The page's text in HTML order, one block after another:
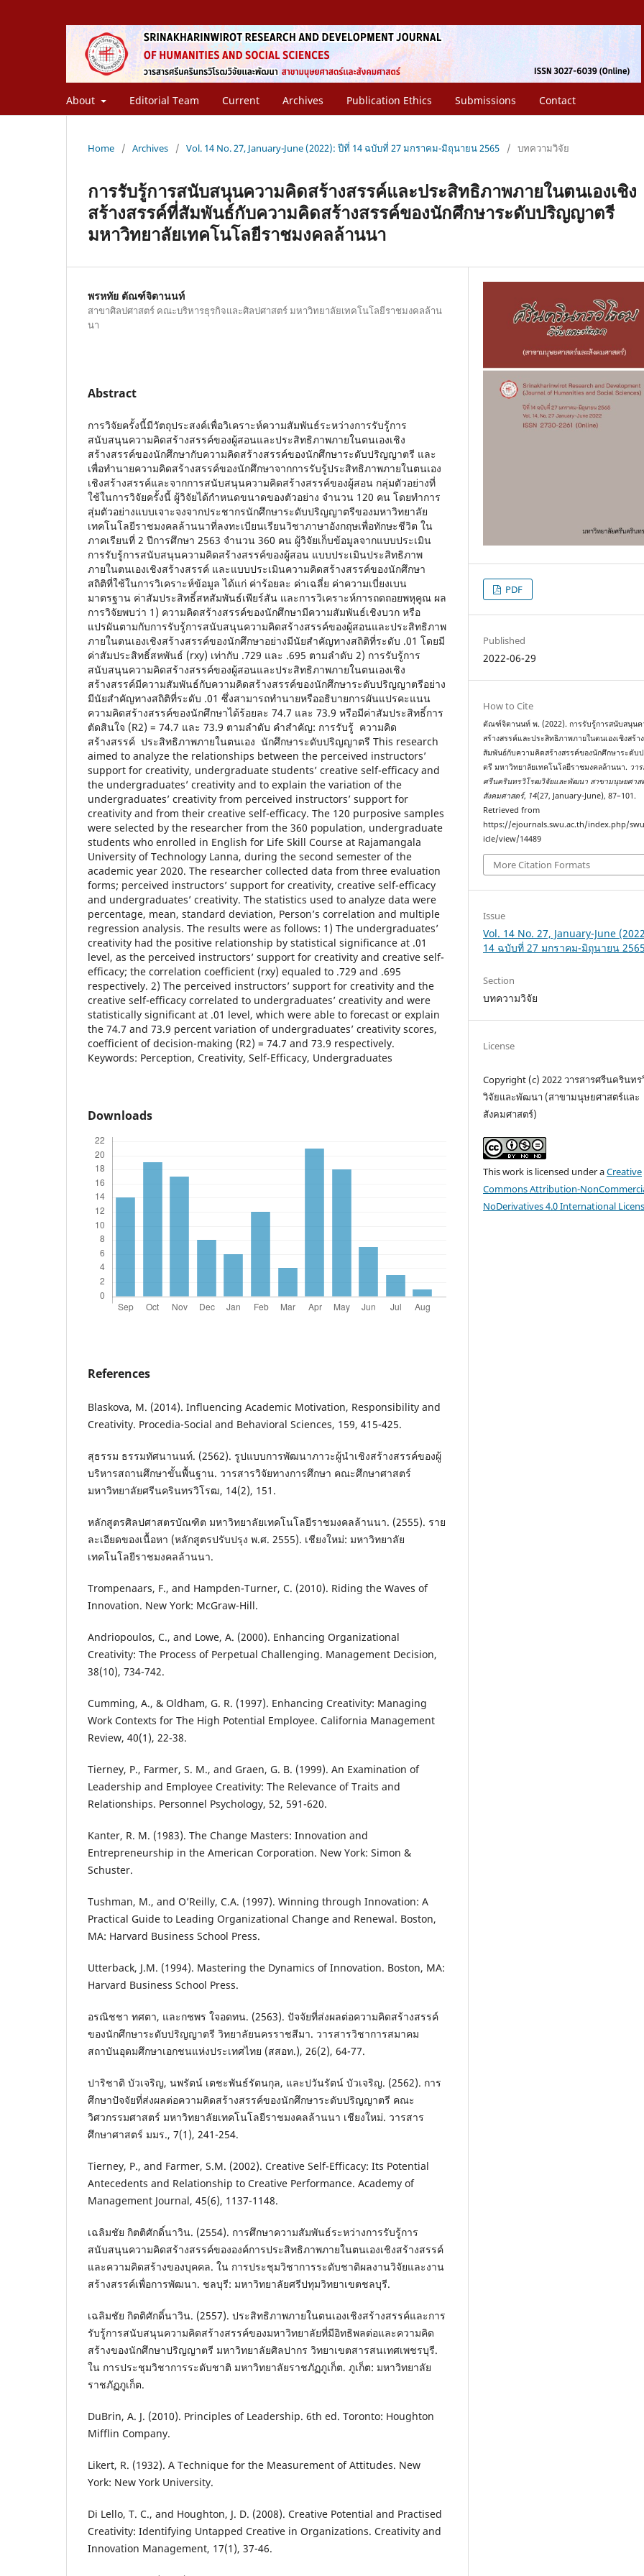
About Editorial Team Current Archives Publication Ethics Submissions Contact
Home / Archives / Vol. 14 No. 27, January-June (2022): ปีที่ 14 ฉบับที่ 27 มกราคม-มิถุนายน 2565 / บทความวิจัย
การรับรู้การสนับสนุนความคิดสร้างสรรค์และประสิทธิภาพภายในตนเองเชิง
สร้างสรรค์ที่สัมพันธ์กับความคิดสร้างสรรค์ของนักศึกษาระดับปริญญาตรี
มหาวิทยาลัยเทคโนโลยีราชมงคลล้านนา
พรหทัย ตัณฑ์จิตานนท์
สาขาศิลปศาสตร์ คณะบริหารธุรกิจและศิลปศาสตร์ มหาวิทยาลัยเทคโนโลยีราชมงคลล้าน
นา
Abstract
การวิจัยครั้งนี้มีวัตถุประสงค์เพื่อวิเคราะห์ความสัมพันธ์ระหว่างการรับรู้การ
สนับสนุนความคิดสร้างสรรค์ของผู้สอนและประสิทธิภาพภายในตนเองเชิง
สร้างสรรค์ของนักศึกษากับความคิดสร้างสรรค์ของนักศึกษาระดับปริญญาตรี และ
เพื่อทำนายความคิดสร้างสรรค์ของนักศึกษาจากการรับรู้ประสิทธิภาพภายในตนเอง
เชิงสร้างสรรค์และจากการสนับสนุนความคิดสร้างสรรค์ของผู้สอน กลุ่มตัวอย่างที่
ใช้ในการวิจัยครั้งนี้ ผู้วิจัยได้กำหนดขนาดของตัวอย่าง จำนวน 120 คน โดยทำการ
สุ่มตัวอย่างแบบเจาะจงจากประชากรนักศึกษาระดับปริญญาตรีของมหาวิทยาลัย
เทคโนโลยีราชมงคลล้านนาที่ลงทะเบียนเรียนวิชาภาษาอังกฤษเพื่อทักษะชีวิต ใน
ภาคเรียนที่ 2 ปีการศึกษา 2563 จำนวน 360 คน ผู้วิจัยเก็บข้อมูลจากแบบประเมิน
การรับรู้การสนับสนุนความคิดสร้างสรรค์ของผู้สอน แบบประเมินประสิทธิภาพ
ภายในตนเองเชิงสร้างสรรค์ และแบบประเมินความคิดสร้างสรรค์ของนักศึกษา
สถิติที่ใช้ในการวิเคราะห์ข้อมูล ได้แก่ ค่าร้อยละ ค่าเฉลี่ย ค่าความเบี่ยงเบน
มาตรฐาน ค่าสัมประสิทธิ์สหสัมพันธ์เพียร์สัน และการวิเคราะห์การถดถอยพหุคูณ ผล
การวิจัยพบว่า 1) ความคิดสร้างสรรค์ของนักศึกษามีความสัมพันธ์เชิงบวก หรือ
แปรผันตามกับการรับรู้การสนับสนุนความคิดสร้างสรรค์ของผู้สอนและประสิทธิภาพ
ภายในตนเองเชิงสร้างสรรค์ของนักศึกษาอย่างมีนัยสำคัญทางสถิติที่ระดับ .01 โดยมี
ค่าสัมประสิทธิ์สหพันธ์ (rxy) เท่ากับ .729 และ .695 ตามลำดับ 2) การรับรู้การ
สนับสนุนความคิดสร้างสรรค์ของผู้สอนและประสิทธิภาพภายในตนเองเชิง
สร้างสรรค์มีความสัมพันธ์กับความคิดสร้างสรรค์ของนักศึกษาระดับปริญญาตรีอย่าง
มีนัยสำคัญทางสถิติที่ระดับ .01 ซึ่งสามารถทำนายหรืออธิบายการผันแปรคะแนน
ความคิดสร้างสรรค์ของนักศึกษาได้ร้อยละ 74.7 และ 73.9 หรือมีค่าสัมประสิทธิ์การ
ตัดสินใจ (R2) = 74.7 และ 73.9 ตามลำดับ คำสำคัญ: การรับรู้ ความคิด
สร้างสรรค์ ประสิทธิภาพภายในตนเอง นักศึกษาระดับปริญญาตรี This research
aimed to analyze the relationships between the perceived instructors’
support for creativity, undergraduate students’ creative self-efficacy and
the undergraduates’ creativity and to explain the variation of the
undergraduates’ creativity from perceived instructors’ support for
creativity and from their creative self-efficacy. The 120 purposive samples
were selected by the researcher from the 360 population, undergraduate
students who enrolled in English for Life Skill Course at Rajamangala
University of Technology Lanna, during the second semester of the
academic year 2020. The researcher collected data from three evaluation
forms; perceived instructors’ support for creativity, creative self-efficacy
and undergraduates’ creativity. The statistics used to analyze data were
percentage, mean, standard deviation, Person’s correlation and multiple
regression analysis. The results were as follows: 1) The undergraduates’
creativity had the positive relationship by statistical significance at .01
level, as the perceived instructors’ support for creativity and creative self-
efficacy; the correlation coefficient (rxy) equaled to .729 and .695
respectively. 2) The perceived instructors’ support for creativity and the
creative self-efficacy correlated to undergraduates’ creativity and were
statistically significant at .01 level, which were able to forecast or explain
the 74.7 and 73.9 percent variation of undergraduates’ creativity scores,
coefficient of decision-making (R2) = 74.7 and 73.9 respectively.
Keywords: Perception, Creativity, Self-Efficacy, Undergraduates
Downloads
References
Blaskova, M. (2014). Influencing Academic Motivation, Responsibility and
Creativity. Procedia-Social and Behavioral Sciences, 159, 415-425.
สุธรรม ธรรมทัศนานนท์. (2562). รูปแบบการพัฒนาภาวะผู้นำเชิงสร้างสรรค์ของผู้
บริหารสถานศึกษาขั้นพื้นฐาน. วารสารวิจัยทางการศึกษา คณะศึกษาศาสตร์
มหาวิทยาลัยศรีนครินทรวิโรฒ, 14(2), 151.
หลักสูตรศิลปศาสตรบัณฑิต มหาวิทยาลัยเทคโนโลยีราชมงคลล้านนา. (2555). ราย
ละเอียดของเนื้อหา (หลักสูตรปรับปรุง พ.ศ. 2555). เชียงใหม่: มหาวิทยาลัย
เทคโนโลยีราชมงคลล้านนา.
Trompenaars, F., and Hampden-Turner, C. (2010). Riding the Waves of
Innovation. New York: McGraw-Hill.
Andriopoulos, C., and Lowe, A. (2000). Enhancing Organizational
Creativity: The Process of Perpetual Challenging. Management Decision,
38(10), 734-742.
Cumming, A., & Oldham, G. R. (1997). Enhancing Creativity: Managing
Work Contexts for The High Potential Employee. California Management
Review, 40(1), 22-38.
Tierney, P., Farmer, S. M., and Graen, G. B. (1999). An Examination of
Leadership and Employee Creativity: The Relevance of Traits and
Relationships. Personnel Psychology, 52, 591-620.
Kanter, R. M. (1983). The Change Masters: Innovation and
Entrepreneurship in the American Corporation. New York: Simon &
Schuster.
Tushman, M., and O’Reilly, C.A. (1997). Winning through Innovation: A
Practical Guide to Leading Organizational Change and Renewal. Boston,
MA: Harvard Business School Press.
Utterback, J.M. (1994). Mastering the Dynamics of Innovation. Boston, MA:
Harvard Business School Press.
อรณิชชา ทศตา, และกชพร ใจอดทน. (2563). ปัจจัยที่ส่งผลต่อความคิดสร้างสรรค์
ของนักศึกษาระดับปริญญาตรี วิทยาลัยนครราชสีมา. วารสารวิชาการสมาคม
สถาบันอุดมศึกษาเอกชนแห่งประเทศไทย (สสอท.), 26(2), 64-77.
ปาริชาติ บัวเจริญ, นพรัตน์ เตชะพันธ์รัตนกุล, และปวันรัตน์ บัวเจริญ. (2562). การ
ศึกษาปัจจัยที่ส่งผลต่อความคิดสร้างสรรค์ของนักศึกษาระดับปริญญาตรี คณะ
วิศวกรรมศาสตร์ มหาวิทยาลัยเทคโนโลยีราชมงคลล้านนา เชียงใหม่. วารสาร
ศึกษาศาสตร์ มมร., 7(1), 241-254.
Tierney, P., and Farmer, S.M. (2002). Creative Self-Efficacy: Its Potential
Antecedents and Relationship to Creative Performance. Academy of
Management Journal, 45(6), 1137-1148.
เฉลิมชัย กิตติศักดิ์นาวิน. (2554). การศึกษาความสัมพันธ์ระหว่างการรับรู้การ
สนับสนุนความคิดสร้างสรรค์ขององค์การประสิทธิภาพภายในตนเองเชิงสร้างสรรค์
และความคิดสร้างของบุคคล. ใน การประชุมวิชาการระดับชาติผลงานวิจัยและงาน
สร้างสรรค์เพื่อการพัฒนา. ชลบุรี: มหาวิทยาลัยศรีปทุมวิทยาเขตชลบุรี.
เฉลิมชัย กิตติศักดิ์นาวิน. (2557). ประสิทธิภาพภายในตนเองเชิงสร้างสรรค์และการ
รับรู้การสนับสนุนความคิดสร้างสรรค์ของมหาวิทยาลัยที่มีอิทธิพลต่อและความคิด
สร้างของนักศึกษาปริญญาตรี มหาวิทยาลัยศิลปากร วิทยาเขตสารสนเทศเพชรบุรี.
ใน การประชุมวิชาการระดับชาติ มหาวิทยาลัยราชภัฏภูเก็ต. ภูเก็ต: มหาวิทยาลัย
ราชภัฏภูเก็ต.
DuBrin, A. J. (2010). Principles of Leadership. 6th ed. Toronto: Houghton
Mifflin Company.
Likert, R. (1932). A Technique for the Measurement of Attitudes. New
York: New York University.
Di Lello, T. C., and Houghton, J. D. (2008). Creative Potential and Practised
Creativity: Identifying Untapped Creative in Organizations. Creativity and
Innovation Management, 17(1), 37-46.
PDF
Published
2022-06-29
How to Cite
ตัณฑ์จิตานนท์ พ. (2022). การรับรู้การสนับสนุนค
สร้างสรรค์และประสิทธิภาพภายในตนเองเชิงสร้า
สัมพันธ์กับความคิดสร้างสรรค์ของนักศึกษาระดับ
ตรี มหาวิทยาลัยเทคโนโลยีราชมงคลล้านนา. วา
ศรีนครินทรวิโรฒวิจัยและพัฒนา สาขามนุษยศาส
สังคมศาสตร์, 14(27, January-June), 87–101.
Retrieved from
https://ejournals.swu.ac.th/index.php/
icle/view/14489
More Citation Formats
Issue
Vol. 14 No. 27, January-June
14 ฉบับที่ 27 มกราคม-มิถุนายน 2565
Section
บทความวิจัย
License
Copyright (c) 2022 วารสารศรีนครินท
วิจัยและพัฒนา (สาขามนุษยศาสตร์และ
สังคมศาสตร์)
This work is licensed under aCreative
Commons Attribution-
NoDerivatives 4.0 International